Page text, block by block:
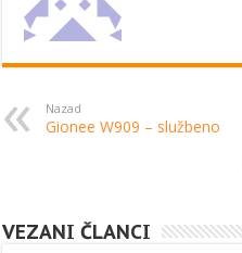
Nazad
Gionee W909 – službeno
VEZANI ČLANCI